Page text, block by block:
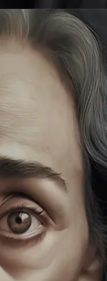
সুন্দরী
জেনারেটেড